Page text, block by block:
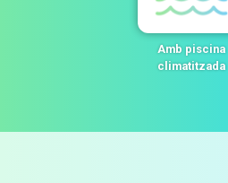
Amb piscina
climatitzada